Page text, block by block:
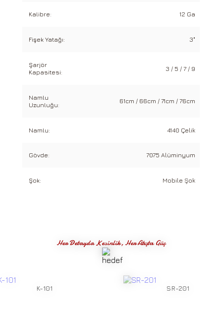
Kalibre: 12 Ga
Fişek Yatağı: 3"
Şarjör
Kapasitesi:
3 / 5 / 7 / 9
Namlu
Uzunluğu:
61cm / 66cm / 71cm / 76cm
Namlu: 4140 Çelik
Gövde: 7075 Alüminyum
Şok: Mobile Şok
SR-201
K-101
Her Detayda Kesinlik, Her Atışta Güç